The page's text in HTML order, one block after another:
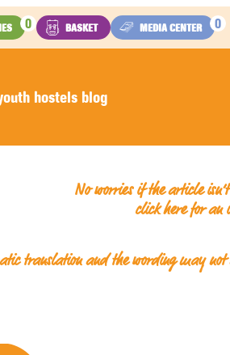
0 BASKET MEDIA CENTER 0
hostels blog
No worries if the article
click here for an
translation and the wording may not